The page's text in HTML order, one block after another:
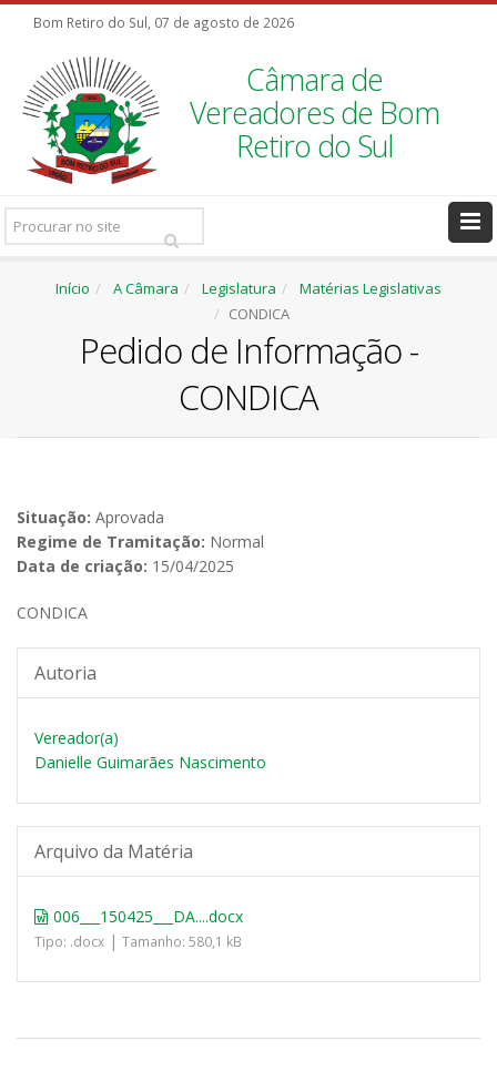
Bom Retiro do Sul, 07 de agosto de 2026
Câmara de
Vereadores de Bom
Retiro do Sul
Pesquisar
Ir
Início A Câmara Legislatura
Matérias Legislativas
CONDICA
Pedido de Informação -
CONDICA
Situação: Aprovada
Regime de Tramitação: Normal
Data de criação: 15/04/2025
CONDICA
Autoria
Vereador(a)
Danielle Guimarães Nascimento
Arquivo da Matéria
006___150425___DA....docx
Tipo: .docx | Tamanho: 580,1 kB